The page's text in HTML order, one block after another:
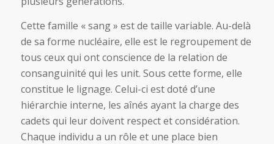
Cette famille « sang » est de taille variable. Au-delà
de sa forme nucléaire, elle est le regroupement de
tous ceux qui ont conscience de la relation de
consanguinité qui les unit. Sous cette forme, elle
constitue le lignage. Celui-ci est doté d’une
hiérarchie interne, les aînés ayant la charge des
cadets qui leur doivent respect et considération.
Chaque individu a un rôle et une place bien